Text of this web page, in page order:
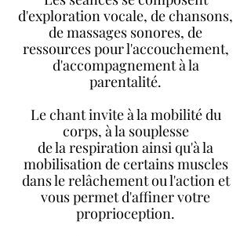
d'exploration vocale, de chansons,
de massages sonores, de
ressources pour l'accouchement,
d'accompagnement à la
parentalité.
Le chant invite à la mobilité du
corps, à la souplesse
de la respiration ainsi qu'à la
mobilisation de certains muscles
dans le relâchement ou l'action et
vous permet d'affiner votre
proprioception.